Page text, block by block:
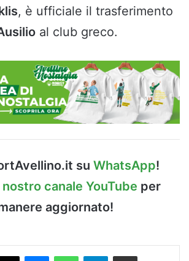
, è ufficiale il trasferimento
al club greco.
su WhatsApp!
nostro canale YouTube per
aggiornato!
X MessengerWhatsAppTelegramCondividi via Email